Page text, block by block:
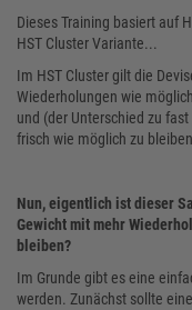
Dieses Training basiert auf
HST Cluster Variante...
Im HST Cluster gilt die
Wiederholungen wie
und (der Unterschied zu
frisch wie möglich zu
Nun, eigentlich ist dieser
Gewicht mit mehr
bleiben?
Im Grunde gibt es eine
werden. Zunächst sollte